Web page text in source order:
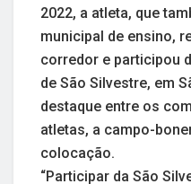
2022, a atleta, que
municipal de ensino,
corredor e participou
de São Silvestre, em
destaque entre os
atletas, a campo-
colocação.
“Participar da São